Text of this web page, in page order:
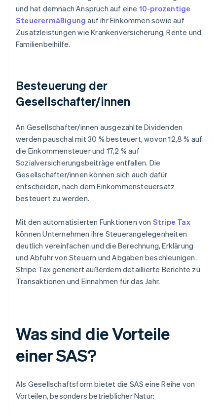
und hat demnach Anspruch auf eine 10-prozentige
Steuerermäßigung auf ihr Einkommen sowie auf
Zusatzleistungen wie Krankenversicherung, Rente und
Familienbeihilfe.
Besteuerung der
Gesellschafter/innen
An Gesellschafter/innen ausgezahlte Dividenden
werden pauschal mit 30 % besteuert, wovon 12,8 % auf
die Einkommensteuer und 17,2 % auf
Sozialversicherungsbeiträge entfallen. Die
Gesellschafter/innen können sich auch dafür
entscheiden, nach dem Einkommensteuersatz
besteuert zu werden.
Mit den automatisierten Funktionen von Stripe Tax
können Unternehmen ihre Steuerangelegenheiten
deutlich vereinfachen und die Berechnung, Erklärung
und Abfuhr von Steuern und Abgaben beschleunigen.
Stripe Tax generiert außerdem detaillierte Berichte zu
Transaktionen und Einnahmen für das Jahr.
Was sind die Vorteile
einer SAS?
Als Gesellschaftsform bietet die SAS eine Reihe von
Vorteilen, besonders betrieblicher Natur: